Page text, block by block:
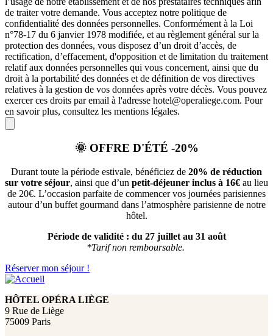
de traiter votre demande. Vous acceptez notre politique de
confidentialité des données personnelles. Conformément à la Loi
n°78-17 du 6 janvier 1978 modifiée, et au règlement général sur la
protection des données, vous disposez d’un droit d’accès, de
rectification, d’effacement, d'opposition et de limitation du traitement
relatif aux données personnelles qui vous concernent, ainsi que du
droit à la portabilité des données et de définition de vos directives
relatives à la gestion de vos données après votre décès. Vous pouvez
exercer ces droits par email à l'adresse hotel@operaliege.com. Pour
en savoir plus, consultez les mentions légales.
🌞 OFFRE D'ÉTÉ -20%
Durant toute la période estivale, bénéficiez de 20% de réduction
sur votre séjour, ainsi que d’un petit-déjeuner inclus à 16€ au lieu
de 20€. L’occasion parfaite de commencer vos journées parisiennes
autour d’un buffet gourmand dans l’atmosphère parisienne de notre
hôtel.
Période de validité : du 27 juillet au 31 août
*Tarif non remboursable.
Réserver mon séjour !
HÔTEL OPÉRA LIÈGE
9 Rue de Liège
75009 Paris